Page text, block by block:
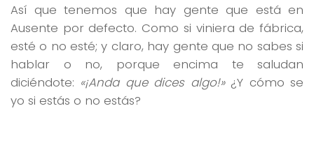
Así que tenemos que hay gente que está en
Ausente por defecto. Como si viniera de fábrica,
esté o no esté; y claro, hay gente que no sabes si
hablar o no, porque encima te saludan
diciéndote: «¡Anda que dices algo!»¿Y cómo se
yo si estás o no estás?